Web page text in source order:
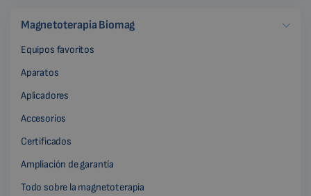
Magnetoterapia Biomag
Equipos favoritos
Aparatos
Aplicadores
Accesorios
Certificados
Ampliación de garantía
Todo sobre la magnetoterapia